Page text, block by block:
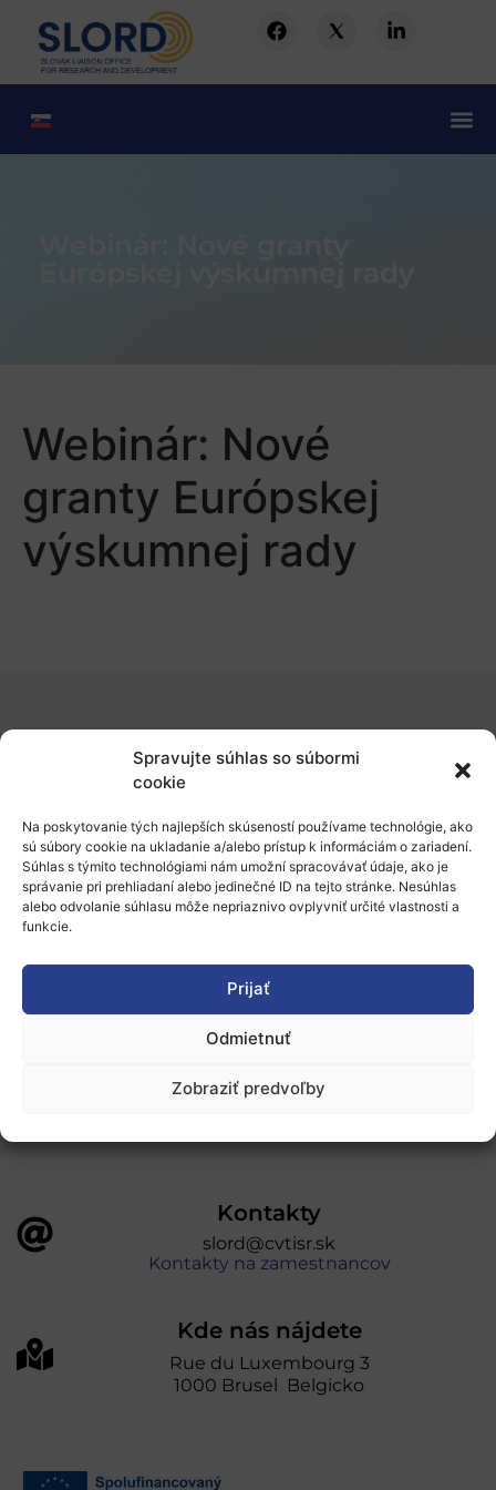
Spravujte súhlas so súbormi
cookie
Na poskytovanie tých najlepších skúseností používame technológie, ako
sú súbory cookie na ukladanie a/alebo prístup k informáciám o zariadení.
Súhlas s týmito technológiami nám umožní spracovávať údaje, ako je
správanie pri prehliadaní alebo jedinečné ID na tejto stránke. Nesúhlas
alebo odvolanie súhlasu môže nepriaznivo ovplyvniť určité vlastnosti a
funkcie.
Prijať
Odmietnuť
Zobraziť predvoľby
Webinár: Nové
granty Európskej
výskumnej rady
Financovanie a podpora
Stáže a pobyty
Novinky
úniou v rámci Programu Slovensko. Portál
prevádzkuje Centrum vedecko-technických
Kontakty
slord@cvtisr.sk
Kontakty na zamestnancov
Kde nás nájdete
Rue du Luxembourg 3
1000 Brusel Belgicko